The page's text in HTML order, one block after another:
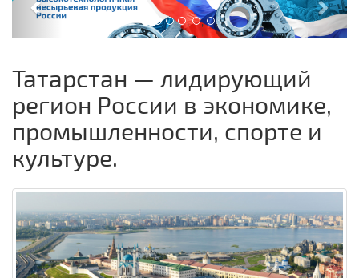
, , ,
Татарстан — лидирующий
регион России в экономике,
промышленности, спорте и
культуре.